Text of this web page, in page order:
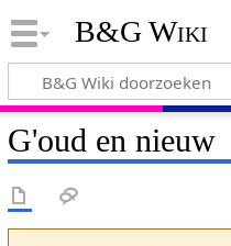
B&G Wiki
G'oud en nieuw